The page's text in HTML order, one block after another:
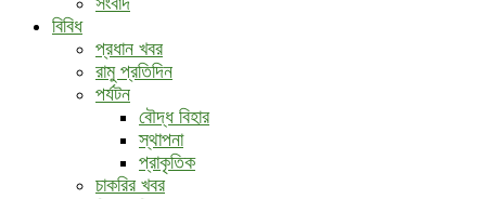
বিবিধ
প্রধান খবর
রামু প্রতিদিন
পর্যটন
বৌদ্ধ ‍বিহার
স্থাপনা
প্রাকৃতিক
চাকরির খবর